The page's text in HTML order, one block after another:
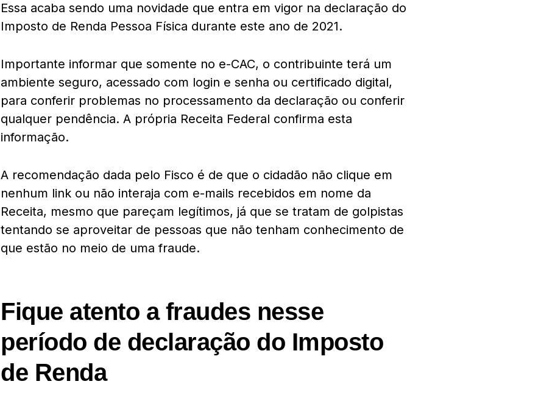
Essa acaba sendo uma novidade que entra em vigor na declaração do
Imposto de Renda Pessoa Física durante este ano de 2021.
Importante informar que somente no e-CAC, o contribuinte terá um
ambiente seguro, acessado com login e senha ou certificado digital,
para conferir problemas no processamento da declaração ou conferir
qualquer pendência. A própria Receita Federal confirma esta
informação.
A recomendação dada pelo Fisco é de que o cidadão não clique em
nenhum link ou não interaja com e-mails recebidos em nome da
Receita, mesmo que pareçam legítimos, já que se tratam de golpistas
tentando se aproveitar de pessoas que não tenham conhecimento de
que estão no meio de uma fraude.
Fique atento a fraudes nesse
período de declaração do Imposto
de Renda